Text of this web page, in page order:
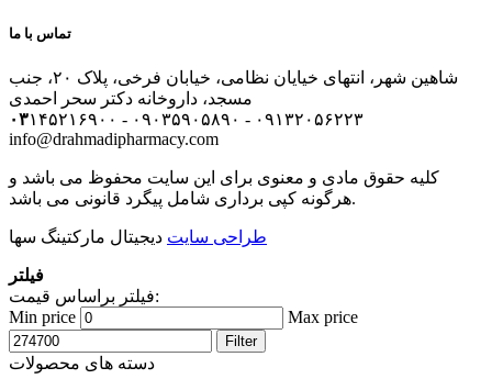
تماس با ما
شاهین شهر، انتهای خیایان نظامی، خیابان فرخی، پلاک ۲۰، جنب
مسجد، داروخانه دکتر سحر احمدی
۰۳۱۴۵۲۱۶۹۰۰ - ۰۹۰۳۵۹۰۵۸۹۰ - ۰۹۱۳۲۰۵۶۲۲۳
info@drahmadipharmacy.com
کلیه حقوق مادی و معنوی برای این سایت محفوظ می باشد و
هرگونه کپی برداری شامل پیگرد قانونی می باشد.
طراحی سایت دیجیتال مارکتینگ سها
فیلتر
فیلتر براساس قیمت:
Min price
Max price
Filter
دسته های محصولات